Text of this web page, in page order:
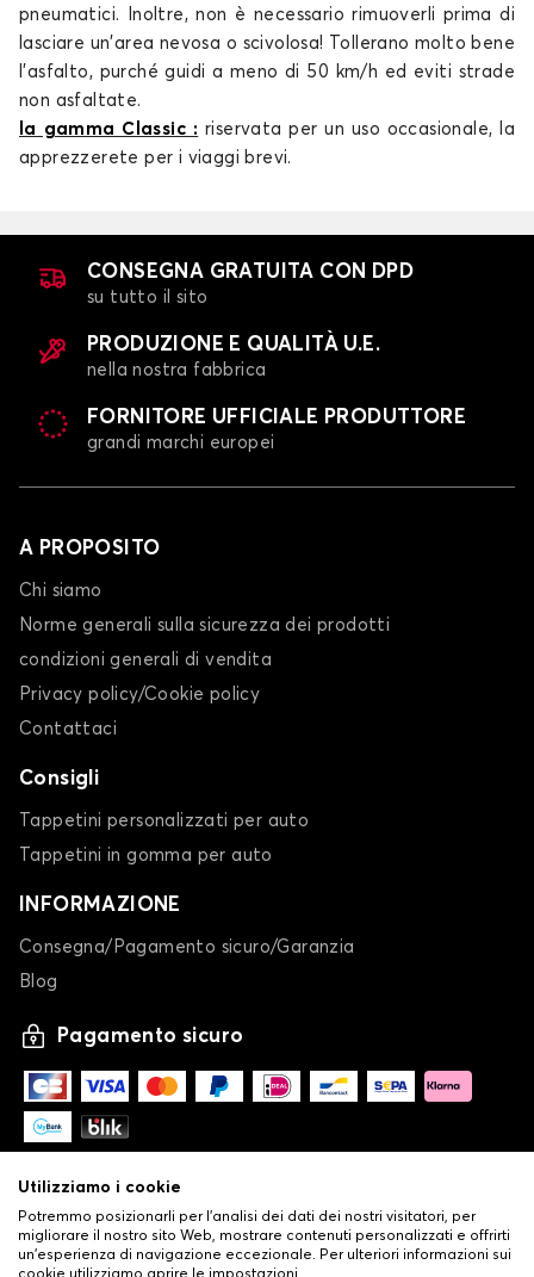
Calze da neve per OPEL FRONTERA
pneumatici. Inoltre, non è necessario rimuoverli prima di
lasciare un'area nevosa o scivolosa! Tollerano molto bene
l'asfalto, purché guidi a meno di 50 km/h ed eviti strade
non asfaltate.
la gamma Classic : riservata per un uso occasionale, la
apprezzerete per i viaggi brevi.
CONSEGNA GRATUITA CON DPD
su tutto il sito
PRODUZIONE E QUALITÀ U.E.
nella nostra fabbrica
FORNITORE UFFICIALE PRODUTTORE
grandi marchi europei
A PROPOSITO
Chi siamo
Norme generali sulla sicurezza dei prodotti
condizioni generali di vendita
Privacy policy/Cookie policy
Contattaci
Consigli
Tappetini personalizzati per auto
Tappetini in gomma per auto
INFORMAZIONE
Consegna/Pagamento sicuro/Garanzia
Blog
Pagamento sicuro
Utilizziamo i cookie
Potremmo posizionarli per l'analisi dei dati dei nostri visitatori, per
migliorare il nostro sito Web, mostrare contenuti personalizzati e offrirti
un'esperienza di navigazione eccezionale. Per ulteriori informazioni sui